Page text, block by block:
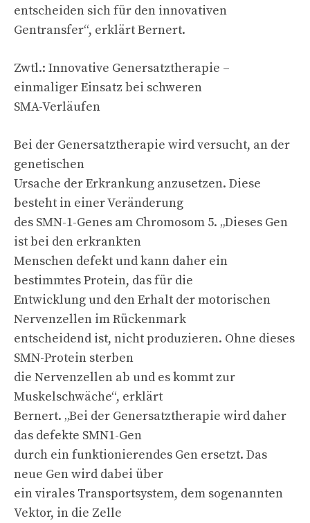
entscheiden sich für den innovativen
Gentransfer“, erklärt Bernert.
Zwtl.: Innovative Genersatztherapie –
einmaliger Einsatz bei schweren
SMA-Verläufen
Bei der Genersatztherapie wird versucht, an der
genetischen
Ursache der Erkrankung anzusetzen. Diese
besteht in einer Veränderung
des SMN-1-Genes am Chromosom 5. „Dieses Gen
ist bei den erkrankten
Menschen defekt und kann daher ein
bestimmtes Protein, das für die
Entwicklung und den Erhalt der motorischen
Nervenzellen im Rückenmark
entscheidend ist, nicht produzieren. Ohne dieses
SMN-Protein sterben
die Nervenzellen ab und es kommt zur
Muskelschwäche“, erklärt
Bernert. „Bei der Genersatztherapie wird daher
das defekte SMN1-Gen
durch ein funktionierendes Gen ersetzt. Das
neue Gen wird dabei über
ein virales Transportsystem, dem sogenannten
Vektor, in die Zelle